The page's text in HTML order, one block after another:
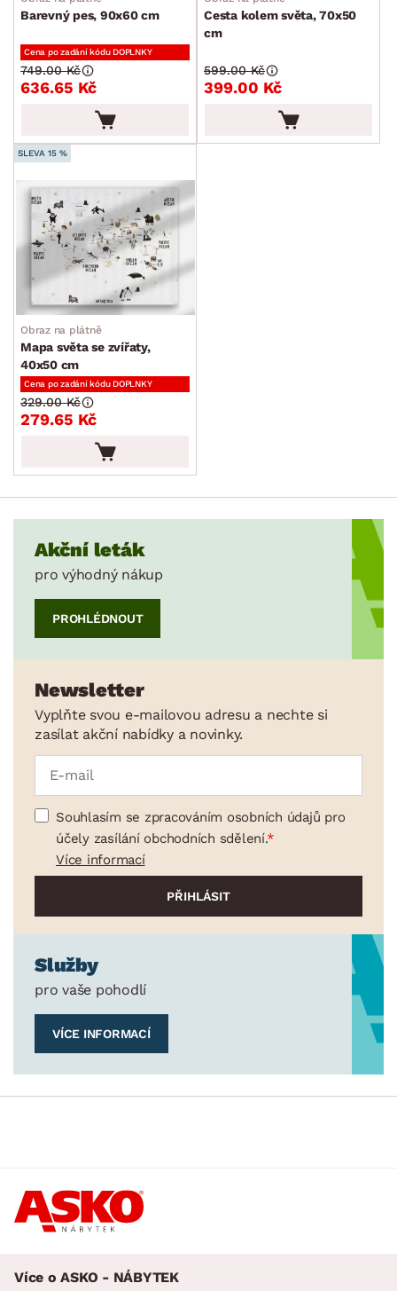
Barevný pes, 90x60 cm
Cena po zadání kódu DOPLNKY
636.65 Kč
749.00 Kč
Cesta kolem světa, 70x50
cm
399.00 Kč
599.00 Kč
SLEVA 15 %
Obraz na plátně
Mapa světa se zvířaty,
40x50 cm
Cena po zadání kódu DOPLNKY
279.65 Kč
329.00 Kč
Akční leták
pro výhodný nákup
PROHLÉDNOUT
Newsletter
Vyplňte svou e-mailovou adresu a nechte si
zasílat akční nabídky a novinky.
Souhlasím se zpracováním osobních údajů pro
účely zasílání obchodních sdělení.
Více informací
Služby
pro vaše pohodlí
VÍCE INFORMACÍ
Více o ASKO - NÁBYTEK